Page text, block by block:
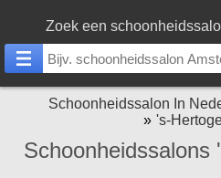
Zoek een
Schoonheidssalon In
's-
Schoonheidssalons